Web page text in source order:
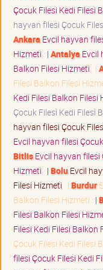
Çocuk Filesi Kedi Filesi
hayvan filesi Çocuk
Ankara Evcil hayvan
Hizmeti | Antalya Evcil
Balkon Filesi Hizmeti |
Filesi Balkon Filesi
Kedi Filesi Balkon Filesi
Çocuk Filesi Kedi Filesi
hayvan filesi Çocuk
Evcil hayvan filesi
BitlisEvcil hayvan filesi
Hizmeti | BoluEvcil
Filesi Hizmeti | Burdur
Balkon Filesi Hizmeti |
Filesi Balkon Filesi
Filesi Kedi Filesi Balkon
Çocuk Filesi Kedi Filesi
filesi Çocuk Filesi Kedi